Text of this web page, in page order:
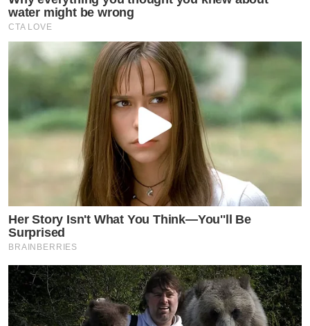
water might be wrong
CTA LOVE
Her Story Isn't What You Think—You''ll Be
Surprised
BRAINBERRIES